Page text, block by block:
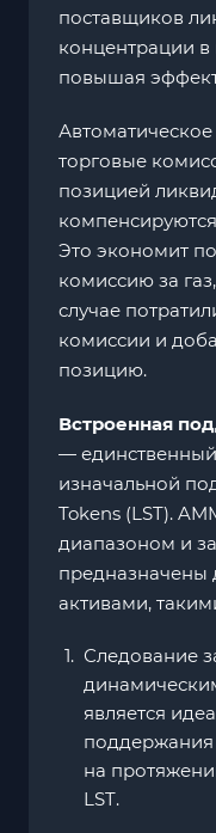
поставщиков
концентрации
повышая
торговые
позицией
Это экономит
комиссию за
случае
комиссии и
позицию.
Встроенная
—
изначальной
Tokens (LST).
диапазоном и
предназначены
активами,
Следование
является
поддержания
на
LST.